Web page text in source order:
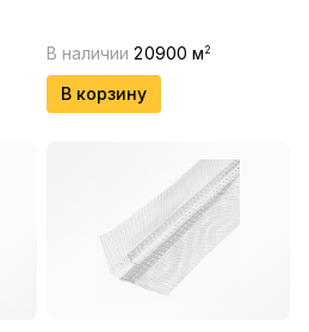
В наличии 20900 м 2
В корзину